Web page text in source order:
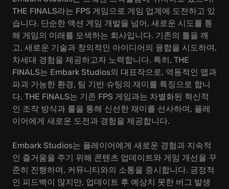
THE FINALS라는 FPS 게임으로 게임 업계에 도전하고 있
습니다. 단순한 액션 게임 개발을 넘어, 새로운 시도를 통
해 게임의 미래를 모색하는 회사입니다. 기존의 틀을 깨
고, 새로운 기술과 창의적인 아이디어의 융합을 시도하며,
차세대 경험을 제공하고자 노력합니다. 특히, THE
FINALS는 Embark Studios의 대표작으로, 역동적인 맵과
파괴 가능한 환경, 팀 기반 슈팅의 재미를 특징으로 합니
다. THE FINALS는 기존 FPS 게임과는 차별화된 혁신적
인 조작 방식과 룰을 통해 신선한 재미를 선사하며, 플레
이어에게 새로운 도전과 경험을 제공합니다.
Embark Studios는 플레이어에게 새로운 경험과 지속적
인 즐거움을 주기 위해 콘텐츠 업데이트와 게임 개선을 꾸
준히 진행하며, 커뮤니티와의 소통을 중시합니다. 긍정적
인 피드백이 많지만, 업데이트 후 예상치 못한 버그 발생